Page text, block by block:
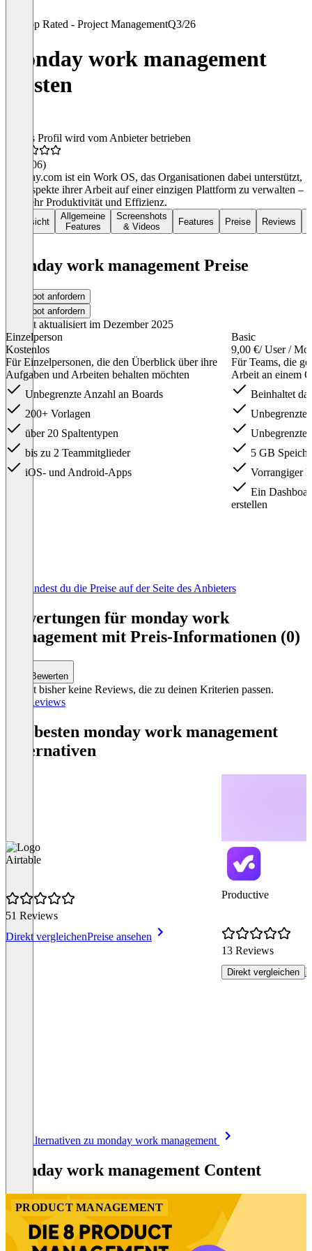
Top Rated - Project ManagementQ3/26
monday work management
Kosten
Dieses Profil wird vom Anbieter betrieben
(406)
monday.com ist ein Work OS, das Organisationen dabei unterstützt,
alle Aspekte ihrer Arbeit auf einer einzigen Plattform zu verwalten –
für mehr Produktivität und Effizienz.
Übersicht
Allgemeine
Features
Screenshots
& Videos
Features Preise Reviews
monday work management Preise
Angebot anfordern
Angebot anfordern
Zuletzt aktualisiert im Dezember 2025
Einzelperson
Kostenlos
Für Einzelpersonen, die den Überblick über ihre
Aufgaben und Arbeiten behalten möchten
Unbegrenzte Anzahl an Boards
200+ Vorlagen
über 20 Spaltentypen
bis zu 2 Teammitglieder
iOS- und Android-Apps
Basic
9,00 €/ User /
Für Teams, die
Arbeit an einem
Beinhaltet
Unbegrenzte
Unbegrenzte
5 GB
Vorrangiger
Ein
erstellen
Hier findest du die Preise auf der Seite des Anbieters
Bewertungen für monday work
management mit Preis-Informationen (0)
Bewerten
Es gibt bisher keine Reviews, die zu deinen Kriterien passen.
Alle Reviews
Die besten monday work management
Alternativen
Airtable
51 Reviews
Direkt vergleichenPreise ansehen
Productive
13 Reviews
Direkt vergleichen
Alle Alternativen zu monday work management
monday work management Content
PRODUCT MANAGEMENT